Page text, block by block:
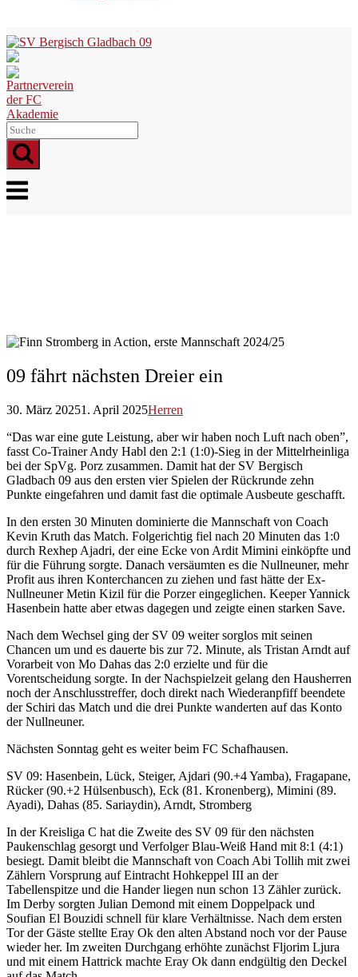
Skip
to
content
Menu
09 fährt nächsten Dreier ein
30. März 20251. April 2025Herren
“Das war eine gute Leistung, aber wir haben noch Luft nach oben”,
fasst Co-Trainer Andy Habl den 2:1 (1:0)-Sieg in der Mittelrheinliga
bei der SpVg. Porz zusammen. Damit hat der SV Bergisch
Gladbach 09 aus den ersten vier Spielen der Rückrunde zehn
Punkte eingefahren und damit fast die optimale Ausbeute geschafft.
In den ersten 30 Minuten dominierte die Mannschaft von Coach
Kevin Kruth das Match. Folgerichtig fiel nach 20 Minuten das 1:0
durch Rexhep Ajadri, der eine Ecke von Ardit Mimini einköpfte und
für die Führung sorgte. Danach versäumten es die Nullneuner, mehr
Profit aus ihren Konterchancen zu ziehen und fast hätte der Ex-
Nullneuner Metin Kizil für die Porzer eingeglichen. Keeper Yannick
Hasenbein hatte aber etwas dagegen und zeigte einen starken Save.
Nach dem Wechsel ging der SV 09 weiter sorglos mit seinen
Chancen um und es dauerte bis zur 72. Minute, als Tristan Arndt auf
Vorarbeit von Mo Dahas das 2:0 erzielte und für die
Vorentscheidung sorgte. In der Nachspielzeit gelang den Hausherren
noch der Anschlusstreffer, doch direkt nach Wiederanpfiff beendete
der Schiri das Match und die drei Punkte wanderten auf das Konto
der Nullneuner.
Nächsten Sonntag geht es weiter beim FC Schafhausen.
SV 09: Hasenbein, Lück, Steiger, Ajdari (90.+4 Yamba), Fragapane,
Rücker (90.+2 Hülsenbusch), Eck (81. Kronenberg), Mimini (89.
Ayadi), Dahas (85. Sariaydin), Arndt, Stromberg
In der Kreisliga C hat die Zweite des SV 09 für den nächsten
Paukenschlag gesorgt und Verfolger Blau-Weiß Hand mit 8:1 (4:1)
besiegt. Damit bleibt die Mannschaft von Coach Abi Tollih mit zwei
Zählern Vorsprung auf Eintracht Hohkeppel III an der
Tabellenspitze und die Hander liegen nun schon 13 Zähler zurück.
Im Derby sorgten Julian Demond mit einem Doppelpack und
Soufian El Bouzidi schnell für klare Verhältnisse. Nach dem ersten
Tor der Gäste stellte Eray Ok den alten Abstand noch vor der Pause
wieder her. Im zweiten Durchgang erhöhte zunächst Fljorim Ljura
und mit einem Hattrick machte Eray Ok dann endgültig den Deckel